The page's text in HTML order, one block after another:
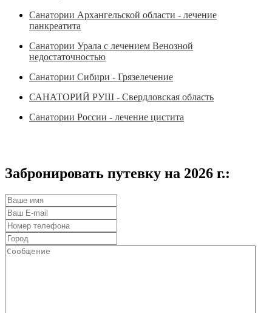
Санатории Архангельской области - лечение
панкреатита
Санатории Урала с лечением Венозной
недостаточностью
Санатории Сибири - Грязелечение
САНАТОРИЙ РУШ - Свердловская область
Санатории России - лечение цистита
Забронировать путевку на 2026 г.: